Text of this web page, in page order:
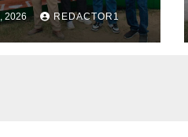
2026 REDACTOR1